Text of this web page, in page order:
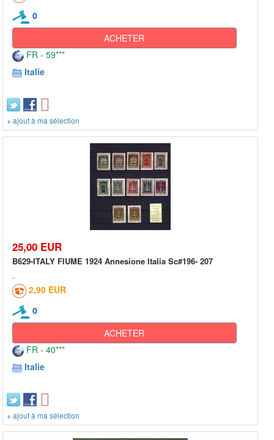
0
ACHETER
FR - 59***
Italie
+ ajout à ma sélection
25,00 EUR
B629-ITALY FIUME 1924 Annesione Italia Sc#196- 207
2,90 EUR
0
ACHETER
FR - 40***
Italie
+ ajout à ma sélection